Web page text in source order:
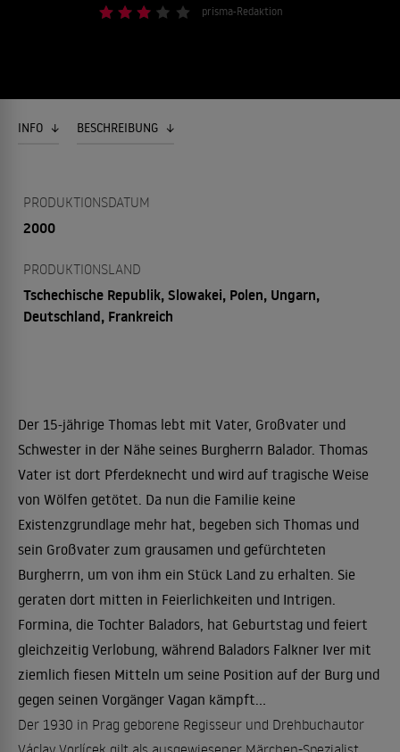
prisma-Redaktion
INFO BESCHREIBUNG
PRODUKTIONSDATUM
2000
PRODUKTIONSLAND
Tschechische Republik, Slowakei, Polen, Ungarn,
Deutschland, Frankreich
Der 15-jährige Thomas lebt mit Vater, Großvater und
Schwester in der Nähe seines Burgherrn Balador. Thomas
Vater ist dort Pferdeknecht und wird auf tragische Weise
von Wölfen getötet. Da nun die Familie keine
Existenzgrundlage mehr hat, begeben sich Thomas und
sein Großvater zum grausamen und gefürchteten
Burgherrn, um von ihm ein Stück Land zu erhalten. Sie
geraten dort mitten in Feierlichkeiten und Intrigen.
Formina, die Tochter Baladors, hat Geburtstag und feiert
gleichzeitig Verlobung, während Baladors Falkner Iver mit
ziemlich fiesen Mitteln um seine Position auf der Burg und
gegen seinen Vorgänger Vagan kämpft...
Der 1930 in Prag geborene Regisseur und Drehbuchautor